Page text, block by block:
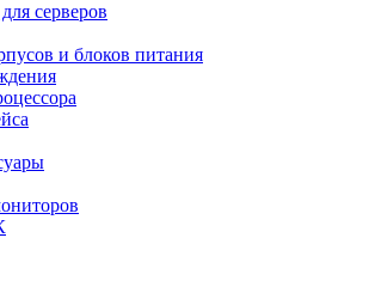
серверов
и блоков питания